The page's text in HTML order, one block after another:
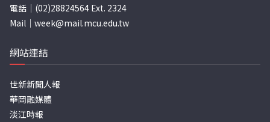
電話｜(02)28824564 Ext. 2324
Mail｜ week@mail.mcu.edu.tw
網站連結
世新新聞人報
華岡融媒體
淡江時報